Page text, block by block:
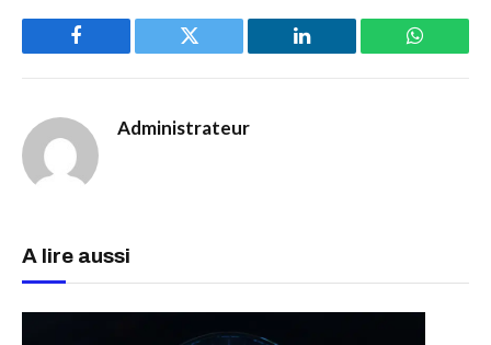
Facebook Twitter LinkedIn
Administrateur
A lire aussi